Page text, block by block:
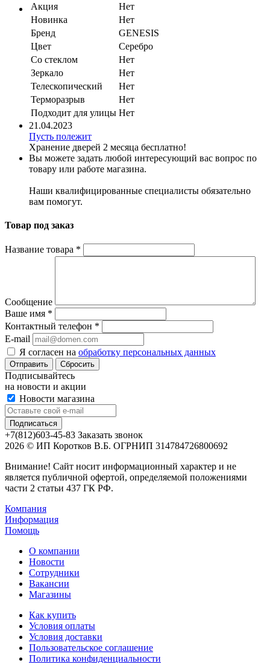
Акция
Нет
Новинка
Нет
Бренд
GENESIS
Цвет
Серебро
Со стеклом
Нет
Зеркало
Нет
Телескопический
Нет
Терморазрыв
Нет
Подходит для улицы Нет
21.04.2023
Пусть полежит
Хранение дверей 2 месяца бесплатно!
Вы можете задать любой интересующий вас вопрос по
товару или работе магазина.
Наши квалифицированные специалисты обязательно
вам помогут.
Товар под заказ
Название товара *
Сообщение
Ваше имя *
Контактный телефон *
E-mail
Я согласен на обработку персональных данных
Сбросить
Подписывайтесь
на новости и акции
Новости магазина
+7(812)603-45-83 Заказать звонок
2026 © ИП Коротков В.Б. ОГРНИП 314784726800692
Внимание! Сайт носит информационный характер и не
является публичной офертой, определяемой положениями
части 2 статьи 437 ГК РФ.
Компания
Информация
Помощь
О компании
Новости
Сотрудники
Вакансии
Магазины
Как купить
Условия оплаты
Условия доставки
Пользовательское соглашение
Политика конфиденциальности